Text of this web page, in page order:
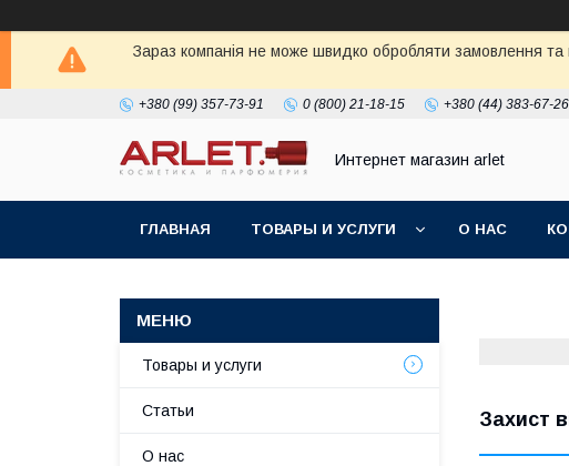
Зараз компанія не може швидко обробляти замовлення та
+380 (99) 357-73-91 0 (800) 21-18-15 +380 (44) 383-67-26
Интернет магазин arlet
ГЛАВНАЯ ТОВАРЫ И УСЛУГИ О НАС
Захист
Товары и услуги
Статьи
О нас